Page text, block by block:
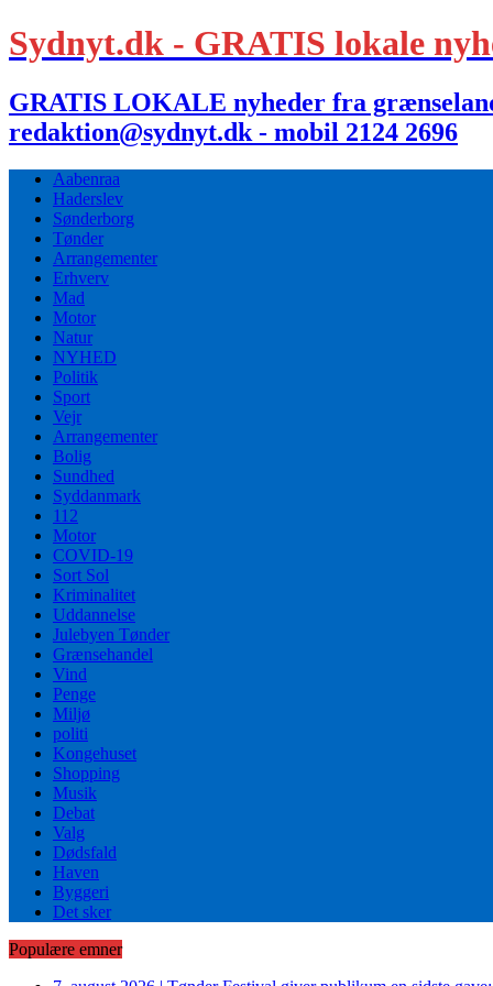
Sydnyt.dk - GRATIS lokale
GRATIS LOKALE nyheder fra
redaktion@sydnyt.dk - mobil 2124 2696
Aabenraa
Haderslev
Sønderborg
Tønder
Arrangementer
Erhverv
Mad
Motor
Natur
NYHED
Politik
Sport
Vejr
Arrangementer
Bolig
Sundhed
Syddanmark
112
Motor
COVID-19
Sort Sol
Kriminalitet
Uddannelse
Julebyen Tønder
Grænsehandel
Vind
Penge
Miljø
politi
Kongehuset
Shopping
Musik
Debat
Valg
Dødsfald
Haven
Byggeri
Det sker
Populære emner